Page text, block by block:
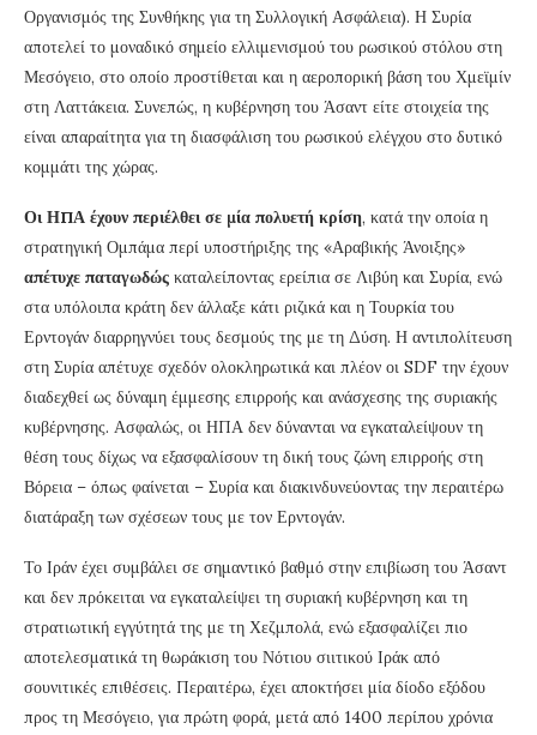
Οργανισμός της Συνθήκης για τη Συλλογική Ασφάλεια). Η Συρία
αποτελεί το μοναδικό σημείο ελλιμενισμού του ρωσικού στόλου στη
Μεσόγειο, στο οποίο προστίθεται και η αεροπορική βάση του Χμεϊμίν
στη Λαττάκεια. Συνεπώς, η κυβέρνηση του Άσαντ είτε στοιχεία της
είναι απαραίτητα για τη διασφάλιση του ρωσικού ελέγχου στο δυτικό
κομμάτι της χώρας.
Οι ΗΠΑ έχουν περιέλθει σε μία πολυετή κρίση, κατά την οποία η
στρατηγική Ομπάμα περί υποστήριξης της «Αραβικής Άνοιξης»
απέτυχε παταγωδώς καταλείποντας ερείπια σε Λιβύη και Συρία, ενώ
στα υπόλοιπα κράτη δεν άλλαξε κάτι ριζικά και η Τουρκία του
Ερντογάν διαρρηγνύει τους δεσμούς της με τη Δύση. Η αντιπολίτευση
στη Συρία απέτυχε σχεδόν ολοκληρωτικά και πλέον οι SDF την έχουν
διαδεχθεί ως δύναμη έμμεσης επιρροής και ανάσχεσης της συριακής
κυβέρνησης. Ασφαλώς, οι ΗΠΑ δεν δύνανται να εγκαταλείψουν τη
θέση τους δίχως να εξασφαλίσουν τη δική τους ζώνη επιρροής στη
Βόρεια – όπως φαίνεται – Συρία και διακινδυνεύοντας την περαιτέρω
διατάραξη των σχέσεων τους με τον Ερντογάν.
Το Ιράν έχει συμβάλει σε σημαντικό βαθμό στην επιβίωση του Άσαντ
και δεν πρόκειται να εγκαταλείψει τη συριακή κυβέρνηση και τη
στρατιωτική εγγύτητά της με τη Χεζμπολά, ενώ εξασφαλίζει πιο
αποτελεσματικά τη θωράκιση του Νότιου σιιτικού Ιράκ από
σουνιτικές επιθέσεις. Περαιτέρω, έχει αποκτήσει μία δίοδο εξόδου
προς τη Μεσόγειο, για πρώτη φορά, μετά από 1400 περίπου χρόνια